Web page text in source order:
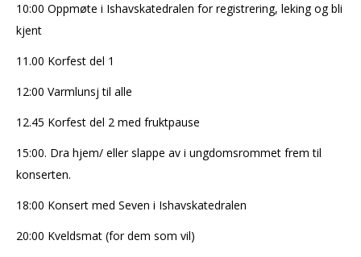
10:00 Oppmøte i Ishavskatedralen for registrering, leking og bli
kjent
11.00 Korfest del 1
12:00 Varmlunsj til alle
12.45 Korfest del 2 med fruktpause
15:00. Dra hjem/ eller slappe av i ungdomsrommet frem til
konserten.
18:00 Konsert med Seven i Ishavskatedralen
20:00 Kveldsmat (for dem som vil)